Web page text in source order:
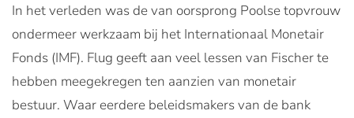
In het verleden was de van oorsprong Poolse topvrouw
ondermeer werkzaam bij het Internationaal Monetair
Fonds (IMF). Flug geeft aan veel lessen van Fischer te
hebben meegekregen ten aanzien van monetair
bestuur. Waar eerdere beleidsmakers van de bank